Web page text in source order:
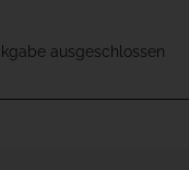
ausgeschlossen